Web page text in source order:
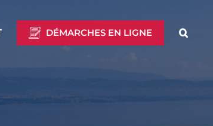
DÉMARCHES EN LIGNE